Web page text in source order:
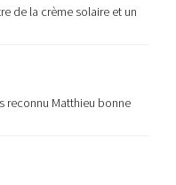
de la crème solaire et un
reconnu Matthieu bonne